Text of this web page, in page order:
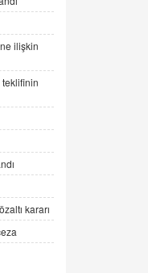
ilişkin
kararı